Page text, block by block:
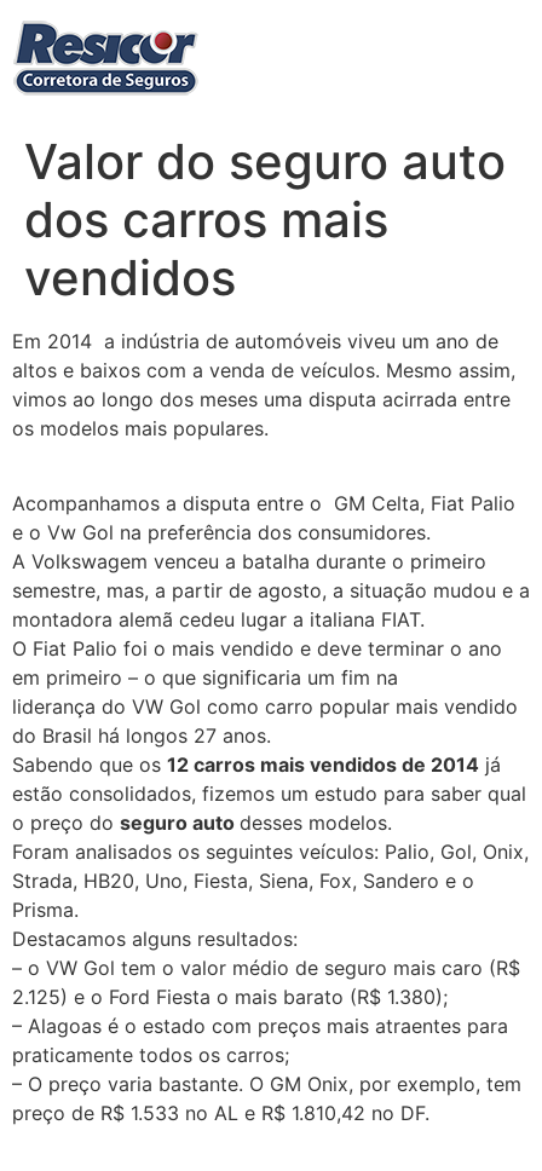
para
conteúdo
Valor do seguro auto
dos carros mais
vendidos
Em 2014 a indústria de automóveis viveu um ano de
altos e baixos com a venda de veículos. Mesmo assim,
vimos ao longo dos meses uma disputa acirrada entre
os modelos mais populares.
Acompanhamos a disputa entre o GM Celta, Fiat Palio
e o Vw Gol na preferência dos consumidores.
A Volkswagem venceu a batalha durante o primeiro
semestre, mas, a partir de agosto, a situação mudou e a
montadora alemã cedeu lugar a italiana FIAT.
O Fiat Palio foi o mais vendido e deve terminar o ano
em primeiro – o que significaria um fim na
liderança do VW Gol como carro popular mais vendido
do Brasil há longos 27 anos.
Sabendo que os 12 carros mais vendidos de 2014 já
estão consolidados, fizemos um estudo para saber qual
o preço do seguro auto desses modelos.
Foram analisados os seguintes veículos: Palio, Gol, Onix,
Strada, HB20, Uno, Fiesta, Siena, Fox, Sandero e o
Prisma.
Destacamos alguns resultados:
– o VW Gol tem o valor médio de seguro mais caro (R$
2.125) e o Ford Fiesta o mais barato (R$ 1.380);
– Alagoas é o estado com preços mais atraentes para
praticamente todos os carros;
– O preço varia bastante. O GM Onix, por exemplo, tem
preço de R$ 1.533 no AL e R$ 1.810,42 no DF.